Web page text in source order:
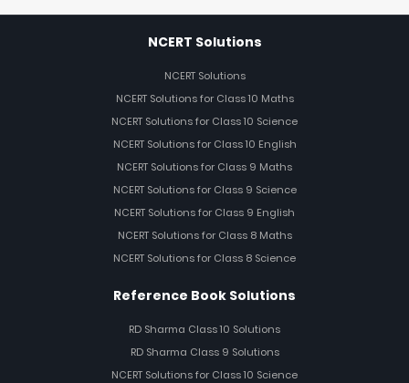
NCERT Solutions
NCERT Solutions
NCERT Solutions for Class 10 Maths
NCERT Solutions for Class 10 Science
NCERT Solutions for Class 10 English
NCERT Solutions for Class 9 Maths
NCERT Solutions for Class 9 Science
NCERT Solutions for Class 9 English
NCERT Solutions for Class 8 Maths
NCERT Solutions for Class 8 Science
Reference Book Solutions
RD Sharma Class 10 Solutions
RD Sharma Class 9 Solutions
NCERT Solutions for Class 10 Science